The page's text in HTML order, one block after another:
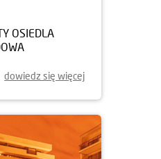
OSIEDLA
dowiedz się więcej